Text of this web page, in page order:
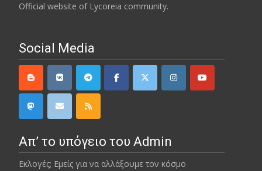
Official website of Lycoreia community.
Social Media
Απ’ το υπόγειο του Admin
Εκλογές; Εμείς για να αλλάξουμε τον κόσμο